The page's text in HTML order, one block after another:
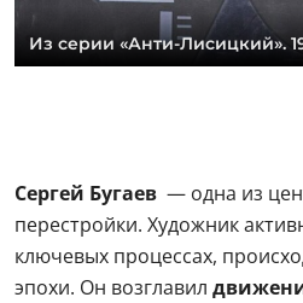
Из серии «Анти-Лисицкий».
Сергей Бугаев — одна из
перестройки. Художник
ключевых процессах,
эпохи. Он возглавил